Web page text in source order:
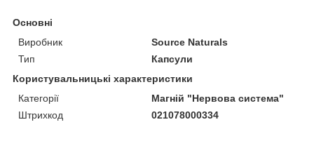
Основні
Виробник
Source Naturals
Тип
Капсули
Користувальницькі характеристики
Категорії
Магній "Нервова система"
Штрихкод
021078000334